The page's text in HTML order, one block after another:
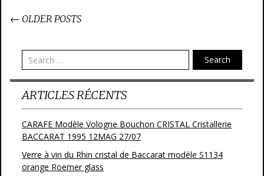
← OLDER POSTS
Search
ARTICLES RÉCENTS
CARAFE Modèle Vologne Bouchon CRISTAL Cristallerie
BACCARAT 1995 12MAG 27/07
Verre à vin du Rhin cristal de Baccarat modèle S1134
orange Roemer glass